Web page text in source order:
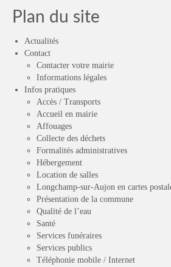
Plan du site
Actualités
Contact
Contacter votre mairie
Informations légales
Infos pratiques
Accès / Transports
Accueil en mairie
Affouages
Collecte des déchets
Formalités administratives
Hébergement
Location de salles
Longchamp-sur-Aujon en cartes
Présentation de la commune
Qualité de l’eau
Santé
Services funéraires
Services publics
Téléphonie mobile / Internet